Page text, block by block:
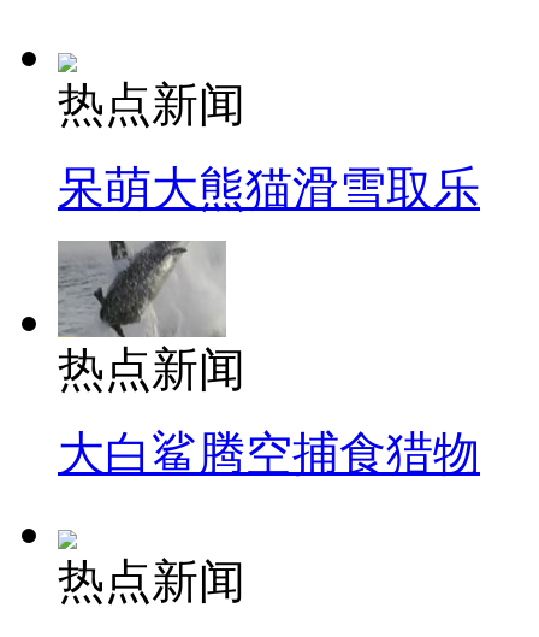
热点新闻
呆萌大熊猫滑雪取乐
热点新闻
大白鲨腾空捕食猎物
热点新闻